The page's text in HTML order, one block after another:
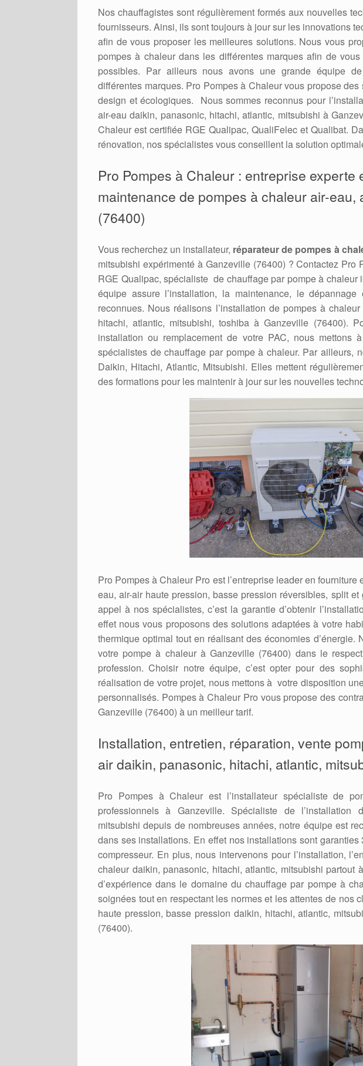
Nos chauffagistes sont régulièrement formés aux nouvelles
fournisseurs. Ainsi, ils sont toujours à jour sur les innovations
afin de vous proposer les meilleures solutions. Nous vous
pompes à chaleur dans les différentes marques afin de
possibles. Par ailleurs nous avons une grande équipe
différentes marques. Pro Pompes à Chaleur vous propose
design et écologiques. Nous sommes reconnus pour
air-eau daikin, panasonic, hitachi, atlantic, mitsubishi à
Chaleur est certifiée RGE Qualipac, QualiFelec et Qualibat.
rénovation, nos spécialistes vous conseillent la solution
Pro Pompes à Chaleur : entreprise experte
maintenance de pompes à chaleur air-eau,
(76400)
Vous recherchez un installateur, réparateur de pompes à
mitsubishi expérimenté à Ganzeville (76400) ? Contactez Pro
RGE Qualipac, spécialiste de chauffage par pompe à chaleur
équipe assure l’installation, la maintenance, le
reconnues. Nous réalisons l’installation de pompes à
hitachi, atlantic, mitsubishi, toshiba à Ganzeville (76400).
installation ou remplacement de votre PAC, nous mettons
spécialistes de chauffage par pompe à chaleur. Par ailleurs,
Daikin, Hitachi, Atlantic, Mitsubishi. Elles mettent
des formations pour les maintenir à jour sur les nouvelles
Pro Pompes à Chaleur Pro est l’entreprise leader en
eau, air-air haute pression, basse pression réversibles, split
appel à nos spécialistes, c’est la garantie d’obtenir
effet nous vous proposons des solutions adaptées à votre
thermique optimal tout en réalisant des économies
votre pompe à chaleur à Ganzeville (76400) dans le
profession. Choisir notre équipe, c’est opter pour des
réalisation de votre projet, nous mettons à votre disposition
personnalisés. Pompes à Chaleur Pro vous propose des
Ganzeville (76400) à un meilleur tarif.
Installation, entretien, réparation, vente
air daikin, panasonic, hitachi, atlantic,
Pro Pompes à Chaleur est l’installateur spécialiste de
professionnels à Ganzeville. Spécialiste de l’installation
mitsubishi depuis de nombreuses années, notre équipe est
dans ses installations. En effet nos installations sont
compresseur. En plus, nous intervenons pour l’installation,
chaleur daikin, panasonic, hitachi, atlantic, mitsubishi partout
d’expérience dans le domaine du chauffage par pompe à
soignées tout en respectant les normes et les attentes de nos
haute pression, basse pression daikin, hitachi, atlantic,
(76400).